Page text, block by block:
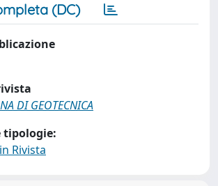
(DC)
DI GEOTECNICA
tipologie:
Rivista